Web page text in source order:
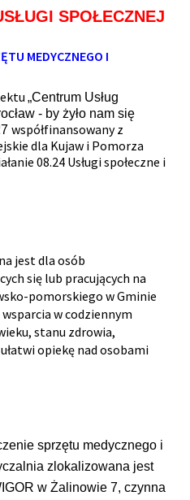
SPOŁECZNEJ
MEDYCZNEGO I
„Centrum Usług
- by żyło nam się
współfinansowany z
dla Kujaw i Pomorza
08.24 Usługi społeczne i
jest dla osób
się lub pracujących na
pomorskiego w Gminie
w codziennym
stanu zdrowia,
opiekę nad osobami
sprzętu medycznego i
zlokalizowana jest
w Żalinowie 7, czynna